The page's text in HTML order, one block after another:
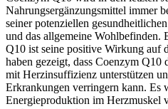
Nahrungsergänzungsmittel immer
seiner potenziellen
und das allgemeine
Q10 ist seine positive Wirkung auf
haben gezeigt, dass Coenzym
mit Herzinsuffizienz unterstützen
Erkrankungen verringern kann. Es
Energieproduktion im Herzmuskel